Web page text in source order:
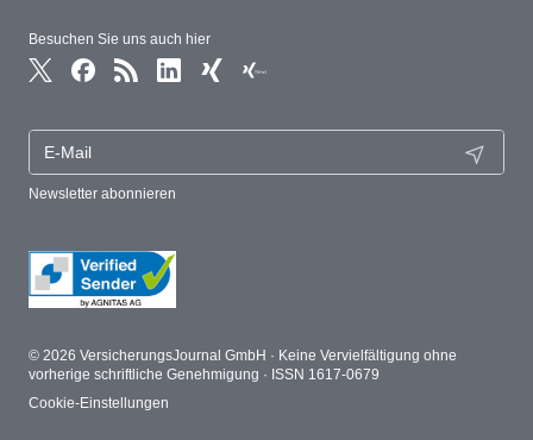
Besuchen Sie uns auch hier
Newsletter abonnieren
© 2026 VersicherungsJournal GmbH · Keine Vervielfältigung ohne
vorherige schriftliche Genehmigung · ISSN 1617-0679
Cookie-Einstellungen